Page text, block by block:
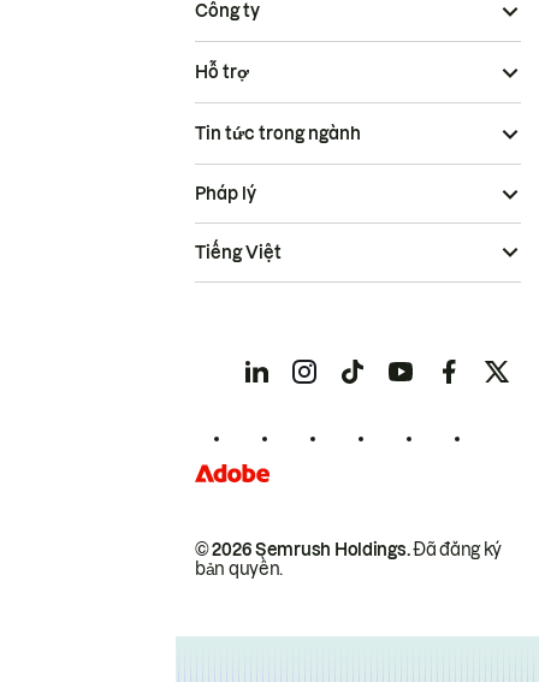
Công ty
Hỗ trợ
Tin tức trong ngành
© 2026 Semrush Holdings.Đã đăng ký
bản quyền.
Pháp lý
Tiếng Việt